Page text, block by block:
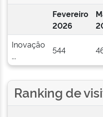
Fevereiro
2026
Inovação
...
544
Ranking de